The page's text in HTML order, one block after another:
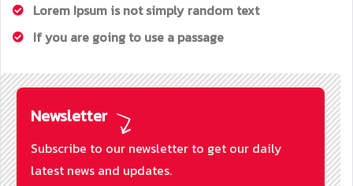
Lorem Ipsum is not simply random text
If you are going to use a passage
Newsletter
Subscribe to our newsletter to get our daily
latest news and updates.